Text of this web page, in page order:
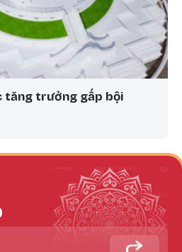
tăng trưởng gấp bội